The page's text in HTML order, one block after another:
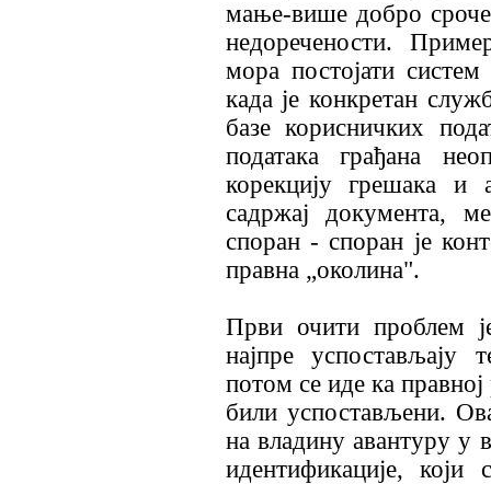
мање-више добро
недоречености.
мора постојати
када је конкретан
базе корисничких
података грађана
корекцију грешака и
садржај документа,
споран - споран је
правна „околина".
Први очити проблем
најпре успостављају
потом се иде ка
били успостављени.
на владину авантуру у
идентификације,